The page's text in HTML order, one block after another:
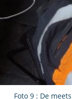
Foto 9 : De